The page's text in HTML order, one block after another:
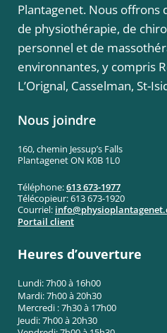
Plantagenet. Nous offrons
de physiothérapie, de
personnel et de
environnantes, y compris
L’Orignal, Casselman, St-
Nous joindre
160, chemin Jessup’s Falls
Plantagenet ON K0B 1L0
Téléphone:613 673-1977
Télécopieur: 613 673-1920
Courriel: info@
Portail client
Heures d’ouverture
Lundi: 7h00 à 16h00
Mardi: 7h00 à 20h30
Mercredi : 7h30 à 17h00
Jeudi: 7h00 à 20h30